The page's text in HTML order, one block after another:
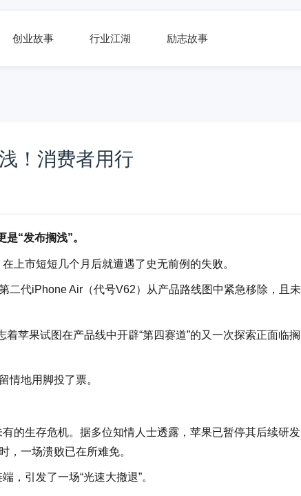
创业故事 行业江湖 励志故事
！消费者用行
“发布搁浅”。
上市短短几个月后就遭遇了史无前例的失败。
二代iPhone Air（代号V62）从产品路线图中紧急移除，且未
苹果试图在产品线中开辟“第四赛道”的又一次探索正面临搁
情地用脚投了票。
的生存危机。据多位知情人士透露，苹果已暂停其后续研发
，一场溃败已在所难免。
，引发了一场“光速大撤退”。